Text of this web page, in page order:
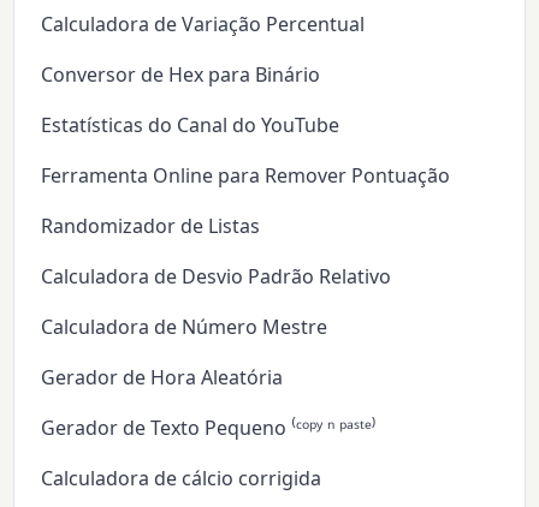
Calculadora de Variação Percentual
Conversor de Hex para Binário
Estatísticas do Canal do YouTube
Ferramenta Online para Remover Pontuação
Randomizador de Listas
Calculadora de Desvio Padrão Relativo
Calculadora de Número Mestre
Gerador de Hora Aleatória
Gerador de Texto Pequeno ⁽ᶜᵒᵖʸ ⁿ ᵖᵃˢᵗᵉ⁾
Calculadora de cálcio corrigida